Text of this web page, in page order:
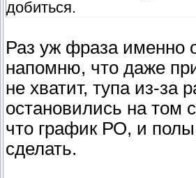
добиться.
Раз уж фраза именно
напомню, что даже
не хватит, тупа из-за
остановились на том
что график РО, и
сделать.